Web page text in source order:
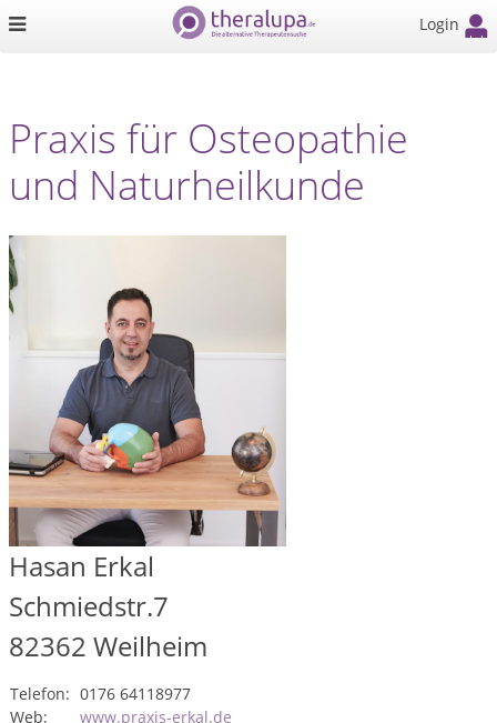
Login
Praxis für Osteopathie
und Naturheilkunde
Hasan Erkal
Schmiedstr.7
82362 Weilheim
Telefon: 0176 64118977
Web:
www.praxis-erkal.de